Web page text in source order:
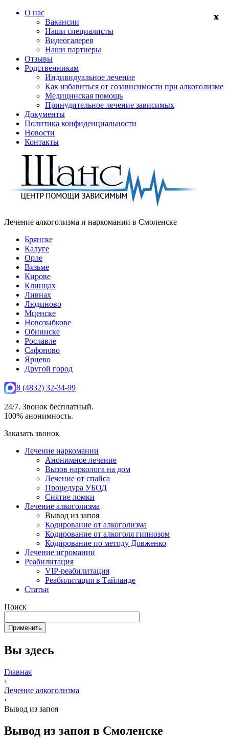
О нас
Вакансии
Наши специалисты
Видеогалерея
Наши партнеры
Отзывы
Родственникам
Индивидуальное лечение
Как избавиться от созависимости при алкоголизме
Медицинская помощь
Принудительное лечение зависимых
Документы
Политика конфиденциальности
Новости
Контакты
Лечение алкоголизма и наркомании в Смоленске
Брянске
Калуге
Орле
Вязьме
Кирове
Клинцах
Ливнах
Людиново
Мценске
Новозыбкове
Обнинске
Рославле
Сафоново
Ярцево
Другой город
8 (4832) 32-34-99
24/7. Звонок бесплатный.
100% анонимность.
Заказать звонок
Лечение наркомании
Анонимное лечение
Вызов нарколога на дом
Лечение от спайса
Процедура УБОД
Снятие ломки
Лечение алкоголизма
Вывод из запоя
Кодирование от алкоголизма
Кодирование от алкоголя гипнозом
Кодирование по методу Довженко
Лечение игромании
Реабилитация
VIP-реабилитация
Реабилитация в Тайланде
Статьи
Поиск
Вы здесь
Главная
›
Лечение алкоголизма
›
Вывод из запоя
Вывод из запоя в Смоленске